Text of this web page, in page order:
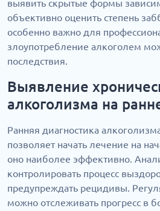
выявить скрытые формы
объективно оценить степень
особенно важно для
злоупотребление алкоголем
последствия.
Выявление
алкоголизма на
Ранняя диагностика
позволяет начать лечение на
оно наиболее эффективно.
контролировать процесс
предупреждать рецидивы.
можно отслеживать прогресс в